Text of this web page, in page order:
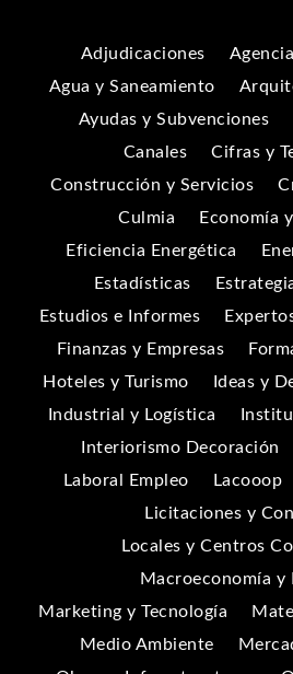
Adjudicaciones
Agua y Saneamiento
Ayudas y Subvenciones
Canales
Cifras y
Construcción y Servicios
Culmia
Economía
Eficiencia Energética
Estadísticas
Estudios e Informes
Finanzas y Empresas
Hoteles y Turismo
Ideas y
Industrial y Logística
Interiorismo Decoración
Laboral Empleo
Lacooop
Licitaciones y
Locales y Centros
Macroeconomía y
Marketing y Tecnología
Medio Ambiente